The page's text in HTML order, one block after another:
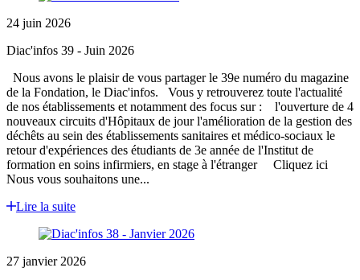
24 juin 2026
Diac'infos 39 - Juin 2026
Nous avons le plaisir de vous partager le 39e numéro du magazine
de la Fondation, le Diac'infos. Vous y retrouverez toute l'actualité
de nos établissements et notamment des focus sur : l'ouverture de 4
nouveaux circuits d'Hôpitaux de jour l'amélioration de la gestion des
déchêts au sein des établissements sanitaires et médico-sociaux le
retour d'expériences des étudiants de 3e année de l'Institut de
formation en soins infirmiers, en stage à l'étranger Cliquez ici
Nous vous souhaitons une...
Lire la suite
27 janvier 2026